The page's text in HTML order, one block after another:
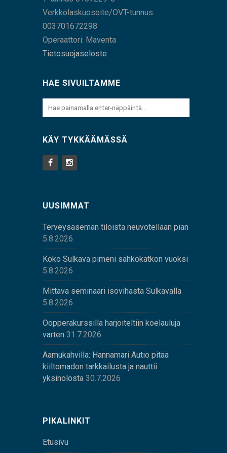
Verkkolaskuosoite/OVT-tunnus:
003701672298
Operaattori: Maventa
Tietosuojaseloste
HAE SIVUILTAMME
KÄY TYKKÄÄMÄSSÄ
UUSIMMAT
Terveysaseman tiloista neuvotellaan pian
5.8.2026
Koko Sulkava pimeni sähkökatkon vuoksi
5.8.2026
Mittava seminaari isovihasta Sulkavalla
5.8.2026
Oopperakurssilla harjoiteltiin koelauluja
varten 31.7.2026
Aamukahvilla: Hannamari Autio pitää
kiiltomadon tarkkailusta ja nauttii
yksinolosta 30.7.2026
PIKALINKIT
Etusivu